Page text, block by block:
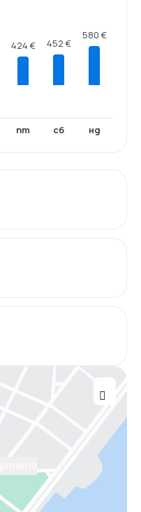
424 €
пт
452 €
сб
580 €
нд